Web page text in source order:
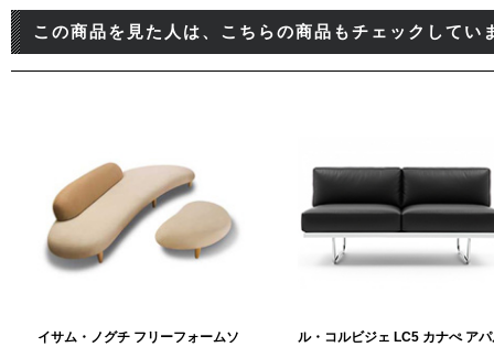
この商品を見た人は、こちらの商品もチェックしてい
イサム・ノグチ フリーフォームソ
ル・コルビジェ LC5 カナぺ ア